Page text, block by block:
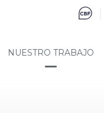
NUESTRO TRABAJO